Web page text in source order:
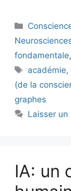
Catégories
fondamentale,
Étiquettes
académie,
(de la
graphes
Laisser un
IA: un